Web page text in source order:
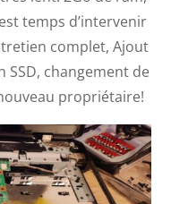
temps d’intervenir
complet, Ajout
SSD, changement de
propriétaire!